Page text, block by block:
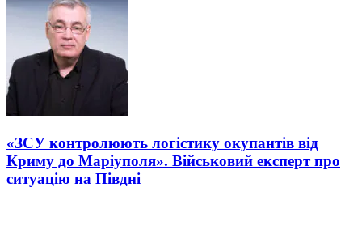
«ЗСУ контролюють логістику окупантів від
Криму до Маріуполя». Військовий експерт про
ситуацію на Півдні